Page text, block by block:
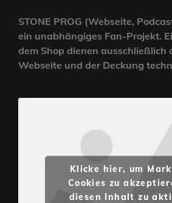
STONE PROG (Webseite,
ein unabhängiges Fan-Projekt.
dem Shop dienen ausschließlich
Webseite und der Deckung
Klicke hier, um
Cookies zu
diesen Inhalt zu